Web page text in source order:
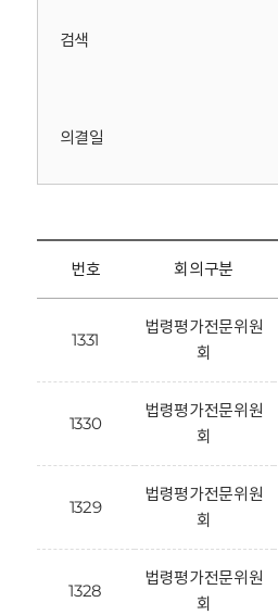
검색
의결일
번호 회의구분
1331
법령평가전문위원
회
1330
법령평가전문위원
회
1329
법령평가전문위원
회
1328
법령평가전문위원
회